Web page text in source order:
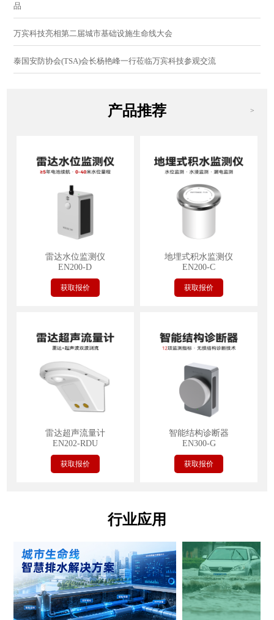
品
万宾科技亮相第二届城市基础设施生命线大会
泰国安防协会(TSA)会长杨艳峰一行莅临万宾科技参观交流
产品推荐 >
雷达水位监测仪
EN200-D
获取报价
地埋式积水监测仪
EN200-C
获取报价
雷达超声流量计
EN202-RDU
获取报价
智能结构诊断器
EN300-G
获取报价
行业应用